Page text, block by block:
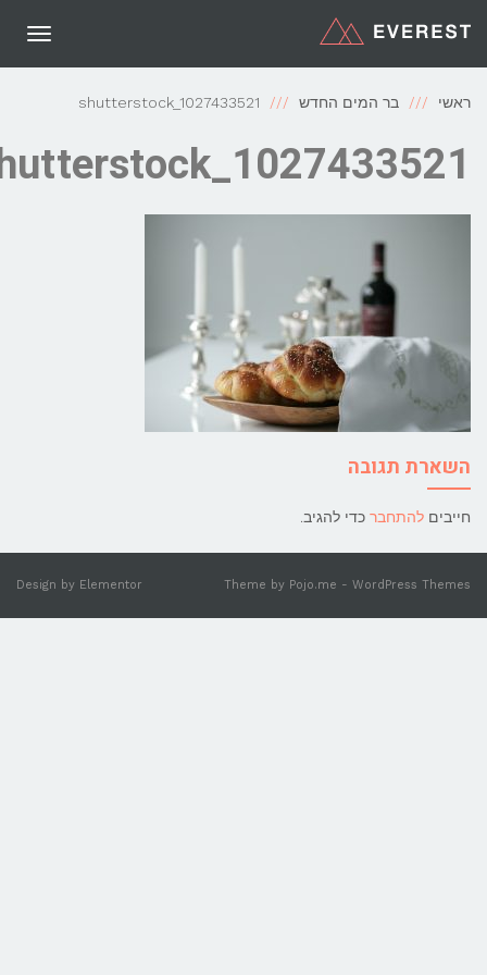
תפריט
בר המים החדש shutterstock_1027433521
תגובה
להתחברכדי להגיב.
Theme byPojo.me- WordPress
Design byElementor